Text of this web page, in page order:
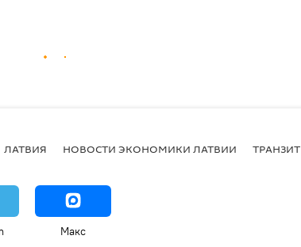
ЛАТВИЯ НОВОСТИ ЭКОНОМИКИ ЛАТВИИ ТРАНЗИТ
Макс